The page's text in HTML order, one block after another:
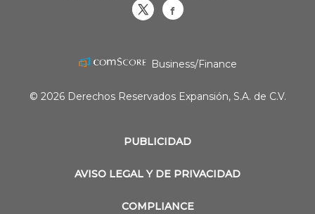
PUBLICIDAD
AVISO LEGAL Y DE PRIVACIDAD
COMPLIANCE
Business/Finance
© 2026 Derechos Reservados Expansión, S.A. de C.V.